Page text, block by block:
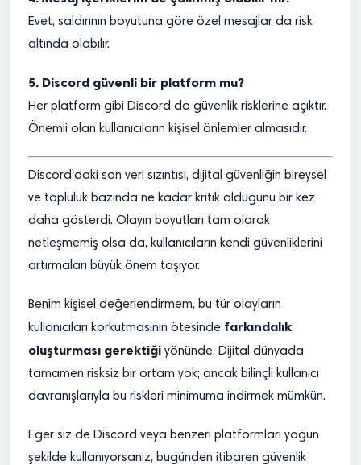
Evet, saldırının boyutuna göre özel mesajlar da risk
altında olabilir.
5. Discord güvenli bir platform mu?
Her platform gibi Discord da güvenlik risklerine açıktır.
Önemli olan kullanıcıların kişisel önlemler almasıdır.
Discord’daki son veri sızıntısı, dijital güvenliğin bireysel
ve topluluk bazında ne kadar kritik olduğunu bir kez
daha gösterdi. Olayın boyutları tam olarak
netleşmemiş olsa da, kullanıcıların kendi güvenliklerini
artırmaları büyük önem taşıyor.
Benim kişisel değerlendirmem, bu tür olayların
kullanıcıları korkutmasının ötesinde farkındalık
oluşturması gerektiği yönünde. Dijital dünyada
tamamen risksiz bir ortam yok; ancak bilinçli kullanıcı
davranışlarıyla bu riskleri minimuma indirmek mümkün.
Eğer siz de Discord veya benzeri platformları yoğun
şekilde kullanıyorsanız, bugünden itibaren güvenlik